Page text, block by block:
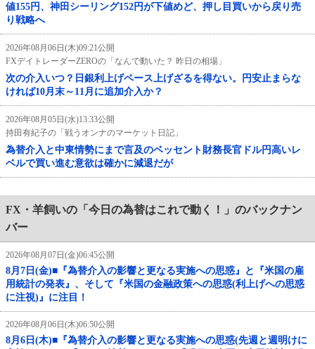
値155円、神田シーリング152円が下値めど、押し目買いから戻り売
り戦略へ
2026年08月06日(木)09:21公開
FXデイトレーダーZEROの「なんで動いた？ 昨日の相場」
次の介入いつ？日銀利上げペース上げざるを得ない。円安止まらな
ければ10月末～11月に追加介入か？
2026年08月05日(水)13:33公開
持田有紀子の「戦うオンナのマーケット日記」
為替介入と中東情勢にまで言及のベッセント財務長官ドル円高いレ
ベルで買い進む意欲は確かに減退だが
FX・羊飼いの「今日の為替はこれで動く！」のバックナン
バー
2026年08月07日(金)06:45公開
8月7日(金)■『為替介入の影響と更なる実施への思惑』と『米国の雇
用統計の発表』、そして『米国の金融政策への思惑(利上げへの思惑
に注視)』に注目！
2026年08月06日(木)06:50公開
8月6日(木)■『為替介入の影響と更なる実施への思惑(先週と週明けに